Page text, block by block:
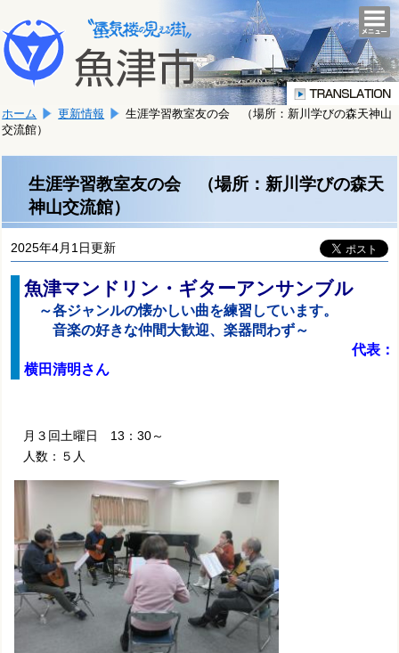
文
へ
移
ま
す。
こ
か
文
で
す。
ホーム 更新情報
生涯学習教室友の会 （場所：新川学びの森天神山
交流館）
生涯学習教室友の会 （場所：新川学びの森天
神山交流館）
2025年4月1日更新
魚津マンドリン・ギターアンサンブル
～各ジャンルの懐かしい曲を練習しています。
音楽の好きな仲間大歓迎、楽器問わず～
代表：
横田清明さん
月３回土曜日 13：30～
人数：５人